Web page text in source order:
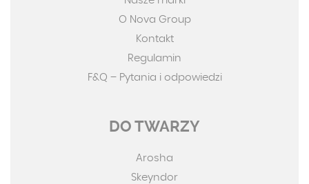
O Nova Group
Kontakt
Regulamin
F&Q – Pytania i odpowiedzi
DO TWARZY
Arosha
Skeyndor